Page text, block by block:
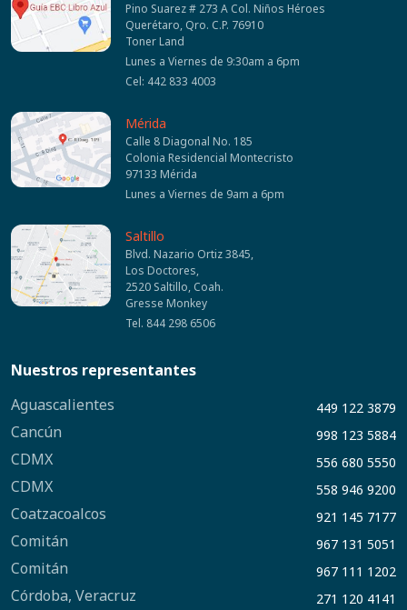
Pino Suarez # 273 A Col. Niños Héroes
Querétaro, Qro. C.P. 76910
Toner Land
Lunes a Viernes de 9:30am a 6pm
Cel: 442 833 4003
Mérida
Calle 8 Diagonal No. 185
Colonia Residencial Montecristo
97133 Mérida
Lunes a Viernes de 9am a 6pm
Saltillo
Blvd. Nazario Ortiz 3845,
Los Doctores,
2520 Saltillo, Coah.
Gresse Monkey
Tel. 844 298 6506
Nuestros representantes
Aguascalientes
449 122 3879
Cancún 998 123 5884
CDMX 556 680 5550
CDMX 558 946 9200
Coatzacoalcos 921 145 7177
Comitán 967 131 5051
Comitán 967 111 1202
Córdoba, Veracruz 271 120 4141